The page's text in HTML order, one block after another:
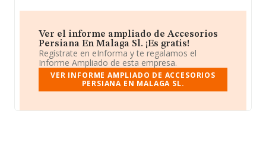
Ver el informe ampliado de Accesorios
Persiana En Malaga Sl. ¡Es gratis!
Regístrate en eInforma y te regalamos el
Informe Ampliado de esta empresa.
VER INFORME AMPLIADO DE ACCESORIOS
PERSIANA EN MALAGA SL.